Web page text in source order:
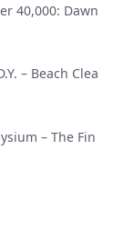
40,000: Dawn
– Beach Clea
– The Fin